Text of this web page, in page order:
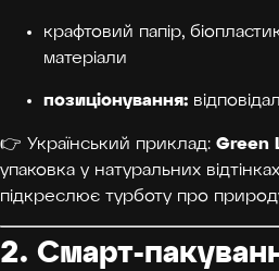
крафтовий папір,
матеріали
позиціонування:
👉 Український приклад: Green
упаковка у натуральних
підкреслює турботу про
2. Смарт-